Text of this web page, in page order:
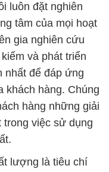
luôn đặt nghiên
tâm của mọi hoạt
gia nghiên cứu
và phát triển
nhất để đáp ứng
khách hàng. Chúng
hàng những giải
trong việc sử dụng
lượng là tiêu chí